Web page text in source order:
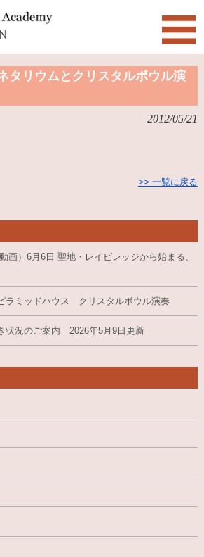
タリウムとクリスタルボウル演
2012/05/21
>> 一覧に戻る
画）6月6日 聖地・レイビレッジから始まる、
ラミッドハウス クリスタルボウル演奏
状況のご案内 2026年5月9日更新